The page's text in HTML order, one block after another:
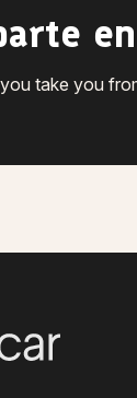
take you